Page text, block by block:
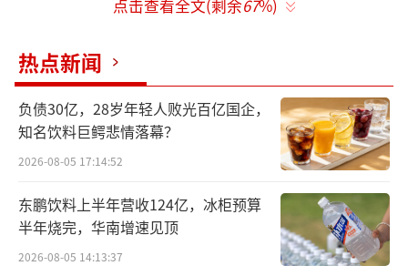
亚朵创始人王海军表示，2024年一季度，
外部环境，亚朵集团展现了具有韧性的经营表
现和市场竞争力。
财报显示，2024年一季度，亚朵集团酒店
平均可出租客房收入（RevPAR）为328元；日
均房价（ADR）为430元；入住率（OCC）达7
3.3%。亚朵集团共计新开业97家酒店。截至今
年一季度末，亚朵集团在营酒店数量达到1302
点击查看全文(剩余67%)
热点新闻
负债30亿，28岁年轻人败光百亿国企，
知名饮料巨鳄悲情落幕？
2026-08-05 17:14:52
东鹏饮料上半年营收124亿，冰柜预算
半年烧完，华南增速见顶
2026-08-05 14:13:37